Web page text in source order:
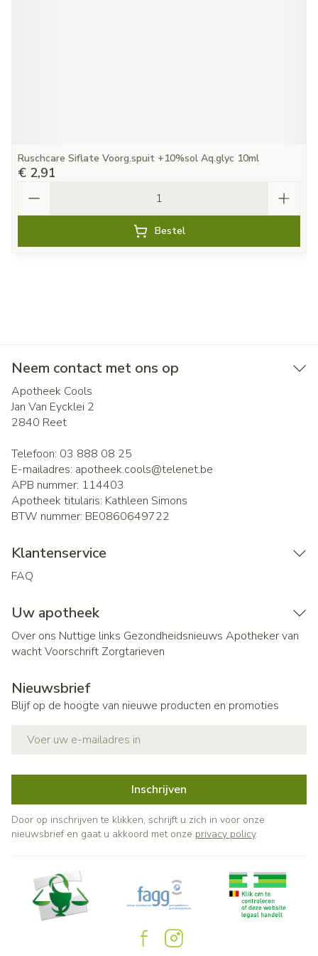
Ruschcare Siflate Voorg.spuit +10%sol Aq.glyc 10ml
€ 2,91
Bestel
Neem contact met ons op
Apotheek Cools
Jan Van Eycklei 2
2840 Reet
Telefoon: 03 888 08 25
E-mailadres: apotheek.cools@telenet.be
APB nummer: 114403
Apotheek titularis: Kathleen Simons
BTW nummer: BE0860649722
Klantenservice
FAQ
Uw apotheek
Over ons Nuttige links Gezondheidsnieuws Apotheker van
wachtVoorschrift Zorgtarieven
Nieuwsbrief
Blijf op de hoogte van nieuwe producten en promoties
Inschrijven
Door op inschrijven te klikken, schrijft u zich in voor onze
nieuwsbrief en gaat u akkoord met onze privacy policy.